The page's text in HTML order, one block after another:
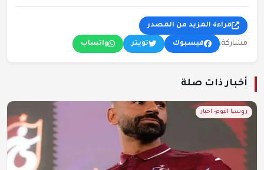
قراءة المزيد من المصدر
مشاركة: فيسبوك تويتر واتساب
أخبار ذات صلة
روسيا اليوم- اخبار